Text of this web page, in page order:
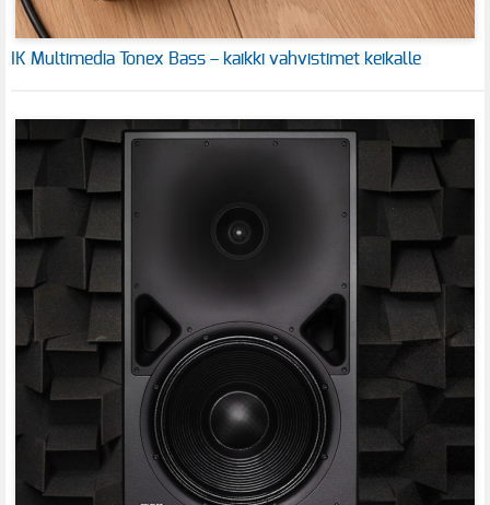
IK Multimedia Tonex Bass – kaikki vahvistimet keikalle